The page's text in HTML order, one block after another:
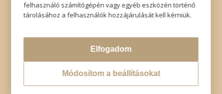
felhasználó számítógépén vagy egyéb eszközén történő
tárolásához a felhasználók hozzájárulását kell kérniük.
Elfogadom
Módosítom a beállításokat